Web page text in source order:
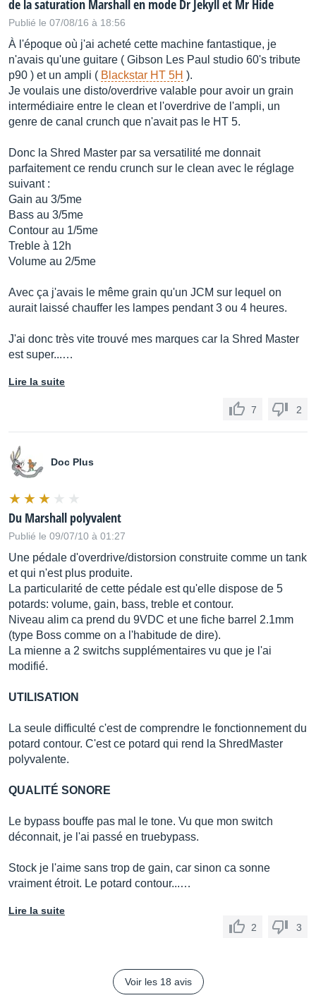
de la saturation Marshall en mode Dr Jekyll et Mr Hide
Publié le 07/08/16 à 18:56
À l'époque où j'ai acheté cette machine fantastique, je
n'avais qu'une guitare ( Gibson Les Paul studio 60's tribute
p90 ) et un ampli ( Blackstar HT 5H ).
Je voulais une disto/overdrive valable pour avoir un grain
intermédiaire entre le clean et l'overdrive de l'ampli, un
genre de canal crunch que n'avait pas le HT 5.
Donc la Shred Master par sa versatilité me donnait
parfaitement ce rendu crunch sur le clean avec le réglage
suivant :
Gain au 3/5me
Bass au 3/5me
Contour au 1/5me
Treble à 12h
Volume au 2/5me
Avec ça j'avais le même grain qu'un JCM sur lequel on
aurait laissé chauffer les lampes pendant 3 ou 4 heures.
J'ai donc très vite trouvé mes marques car la Shred Master
est super...…
Lire la suite
7 2
Doc Plus
Du Marshall polyvalent
Publié le 09/07/10 à 01:27
Une pédale d'overdrive/distorsion construite comme un tank
et qui n'est plus produite.
La particularité de cette pédale est qu'elle dispose de 5
potards: volume, gain, bass, treble et contour.
Niveau alim ca prend du 9VDC et une fiche barrel 2.1mm
(type Boss comme on a l'habitude de dire).
La mienne a 2 switchs supplémentaires vu que je l'ai
modifié.
UTILISATION
La seule difficulté c'est de comprendre le fonctionnement du
potard contour. C'est ce potard qui rend la ShredMaster
polyvalente.
QUALITÉ SONORE
Le bypass bouffe pas mal le tone. Vu que mon switch
déconnait, je l'ai passé en truebypass.
Stock je l'aime sans trop de gain, car sinon ca sonne
vraiment étroit. Le potard contour...…
Lire la suite
2
3
Voir les 18 avis